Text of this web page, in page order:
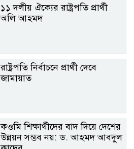
১১ দলীয় ঐক্যের রাষ্ট্রপতি প্রার্থী
অলি আহমদ
রাষ্ট্রপতি নির্বাচনে প্রার্থী দেবে
জামায়াত
কওমি শিক্ষার্থীদের বাদ দিয়ে দেশের
উন্নয়ন সম্ভব নয়: ড. আহমদ আবদুল